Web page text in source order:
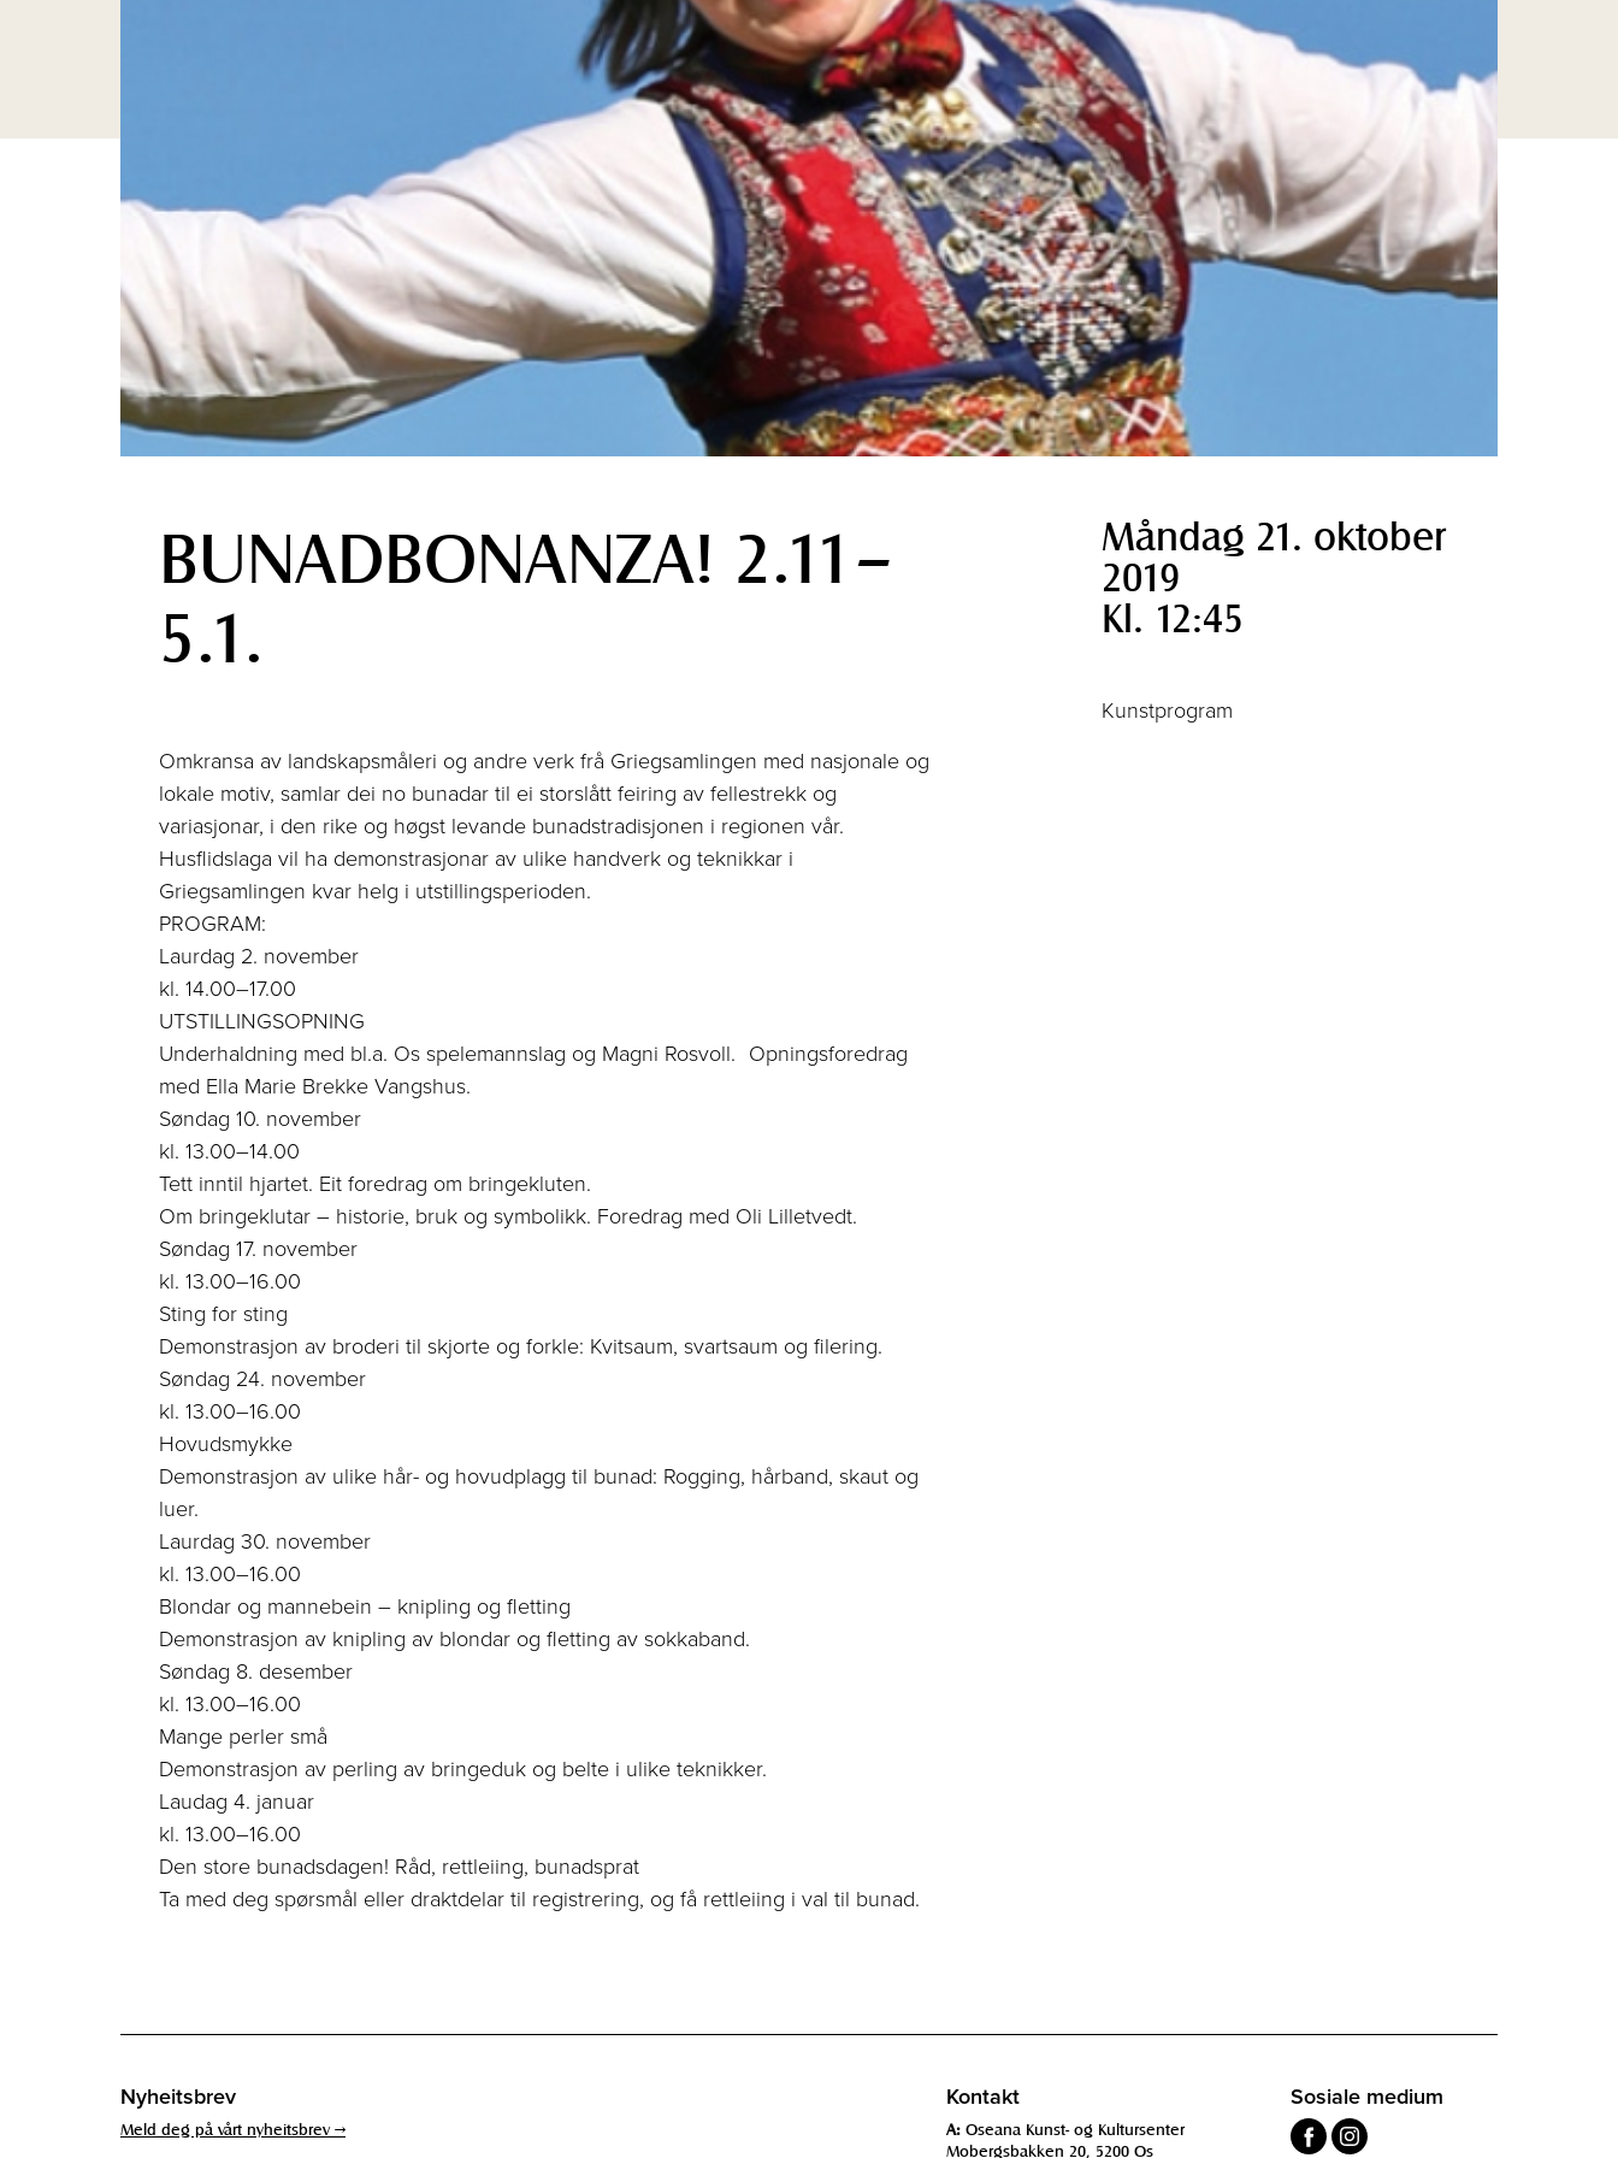
BUNADBONANZA! 2.11–
5.1.
Omkransa av landskapsmåleri og andre verk frå Griegsamlingen med nasjonale og
lokale motiv, samlar dei no bunadar til ei storslått feiring av fellestrekk og
variasjonar, i den rike og høgst levande bunadstradisjonen i regionen vår.
Husflidslaga vil ha demonstrasjonar av ulike handverk og teknikkar i
Griegsamlingen kvar helg i utstillingsperioden.
PROGRAM:
Laurdag 2. november
kl. 14.00–17.00
UTSTILLINGSOPNING
Underhaldning med bl.a. Os spelemannslag og Magni Rosvoll. Opningsforedrag
med Ella Marie Brekke Vangshus.
Søndag 10. november
kl. 13.00–14.00
Tett inntil hjartet. Eit foredrag om bringekluten.
Om bringeklutar – historie, bruk og symbolikk. Foredrag med Oli Lilletvedt.
Søndag 17. november
kl. 13.00–16.00
Sting for sting
Demonstrasjon av broderi til skjorte og forkle: Kvitsaum, svartsaum og filering.
Søndag 24. november
kl. 13.00–16.00
Hovudsmykke
Demonstrasjon av ulike hår- og hovudplagg til bunad: Rogging, hårband, skaut og
luer.
Laurdag 30. november
kl. 13.00–16.00
Blondar og mannebein – knipling og fletting
Demonstrasjon av knipling av blondar og fletting av sokkaband.
Søndag 8. desember
kl. 13.00–16.00
Mange perler små
Demonstrasjon av perling av bringeduk og belte i ulike teknikker.
Laudag 4. januar
kl. 13.00–16.00
Den store bunadsdagen! Råd, rettleiing, bunadsprat
Ta med deg spørsmål eller draktdelar til registrering, og få rettleiing i val til bunad.
Måndag 21. oktober
2019
Kl. 12:45
Kunstprogram
Nyheitsbrev
Meld deg på vårt nyheitsbrev →
Kontakt
A:Oseana Kunst- og Kultursenter
Mobergsbakken 20, 5200 Os
Sosiale medium